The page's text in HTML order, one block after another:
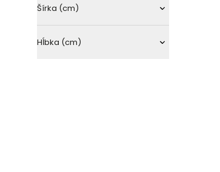
umelá hmota
Šírka (cm)
Hĺbka (cm)